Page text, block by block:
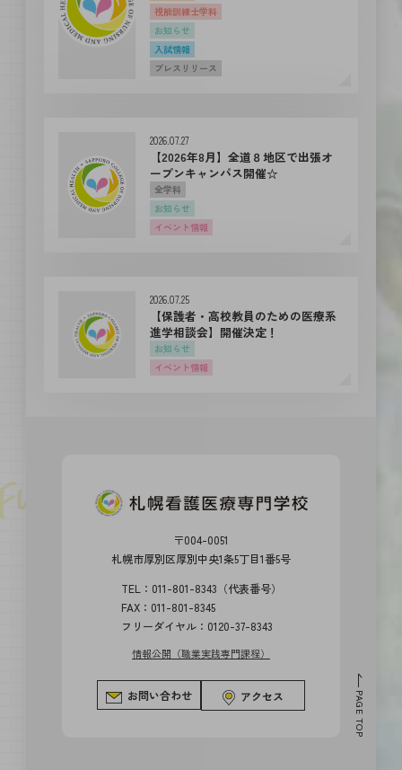
視能訓練士学科
お知らせ
入試情報
プレスリリース
2026.07.27
【2026年8月】全道８地区で出張オ
ープンキャンパス開催☆
全学科
お知らせ
イベント情報
2026.07.25
【保護者・高校教員のための医療系
進学相談会】開催決定！
お知らせ
イベント情報
〒004-0051
札幌市厚別区厚別中央1条5丁目1番5号
TEL：011-801-8343（代表番号）
FAX：011-801-8345
フリーダイヤル：0120-37-8343
情報公開（職業実践専門課程）
お問い合わせ アクセス PAGE TOP